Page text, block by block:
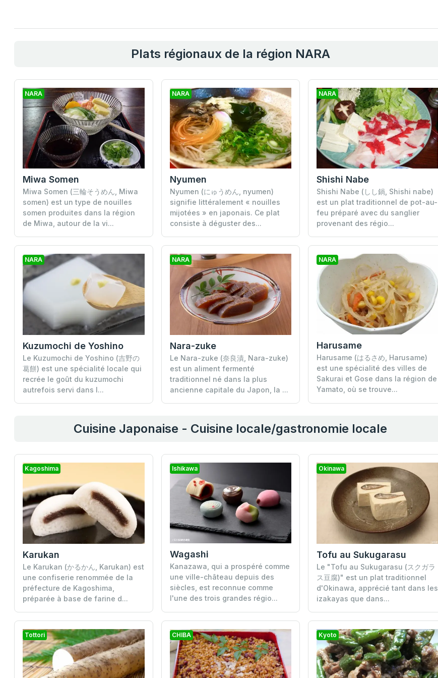
Plats régionaux de la région NARA
NARA
Miwa Somen
Miwa Somen (三輪そうめん, Miwa
somen) est un type de nouilles
somen produites dans la région
de Miwa, autour de la vi...
NARA
Nyumen
Nyumen (にゅうめん, nyumen)
signifie littéralement « nouilles
mijotées » en japonais. Ce plat
consiste à déguster des...
NARA
Shishi Nabe
Shishi Nabe (しし鍋, Shishi nabe)
est un plat traditionnel de pot-au-
feu préparé avec du sanglier
provenant des régio...
NARA
Kuzumochi de Yoshino
Le Kuzumochi de Yoshino (吉野の
葛餅) est une spécialité locale qui
recrée le goût du kuzumochi
autrefois servi dans l...
NARA
Nara-zuke
Le Nara-zuke (奈良漬, Nara-zuke)
est un aliment fermenté
traditionnel né dans la plus
ancienne capitale du Japon, la ...
NARA
Harusame
Harusame (はるさめ, Harusame)
est une spécialité des villes de
Sakurai et Gose dans la région de
Yamato, où se trouve...
Cuisine Japonaise - Cuisine locale/gastronomie locale
Kagoshima
Karukan
Le Karukan (かるかん, Karukan) est
une confiserie renommée de la
préfecture de Kagoshima,
préparée à base de farine d...
Ishikawa
Wagashi
Kanazawa, qui a prospéré comme
une ville-château depuis des
siècles, est reconnue comme
l'une des trois grandes régio...
Okinawa
Tofu au Sukugarasu
Le "Tofu au Sukugarasu (スクガラ
ス豆腐)" est un plat traditionnel
d'Okinawa, apprécié tant dans les
izakayas que dans...
Tottori CHIBA Kyoto